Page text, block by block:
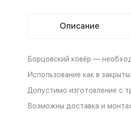
Описание
Борцовский ковёр —
Использование как в
Допустимо изготовление с
Возможны доставка и